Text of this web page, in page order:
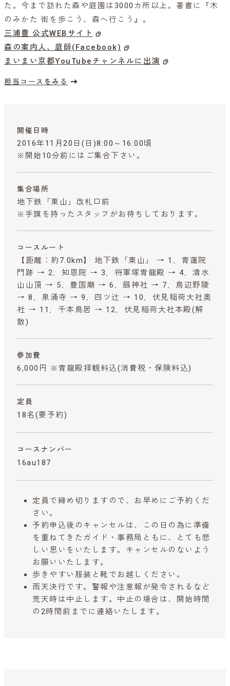
た。今まで訪れた森や庭園は3000カ所以上。著書に『木
のみかた 街を歩こう、森へ行こう』。
三浦豊 公式WEBサイト
森の案内人、庭師(Facebook)
まいまい京都YouTubeチャンネルに出演
担当コースをみる
開催日時
2016年11月20日(日)8:00～16:00頃
※開始10分前にはご集合下さい。
集合場所
地下鉄「東山」改札口前
※手旗を持ったスタッフがお待ちしております。
コースルート
【距離：約7.0km】 地下鉄「東山」 → 1．青蓮院
門跡 → 2．知恩院 → 3．将軍塚青龍殿 → 4．清水
山山頂 → 5．豊国廟 → 6．劔神社 → 7．鳥辺野陵
→ 8．泉涌寺 → 9．四ツ辻 → 10．伏見稲荷大社奥
社 → 11．千本鳥居 → 12．伏見稲荷大社本殿(解
散)
参加費
6,000円 ※青龍殿拝観料込(消費税・保険料込)
定員
18名(要予約)
コースナンバー
16au187
定員で締め切りますので、お早めにご予約くだ
さい。
予約申込後のキャンセルは、この日の為に準備
を重ねてきたガイド・事務局ともに、とても悲
しい思いをいたします。キャンセルのないよう
お願いいたします。
歩きやすい服装と靴でお越しください。
雨天決行です。警報や注意報が発令されるなど
荒天時は中止します。中止の場合は、開始時間
の2時間前までに連絡いたします。